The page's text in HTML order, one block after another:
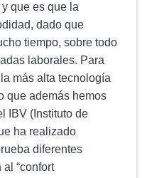
que es que la
dado que
tiempo, sobre todo
laborales. Para
más alta tecnología
que además hemos
IBV (Instituto de
ha realizado
diferentes
“confort